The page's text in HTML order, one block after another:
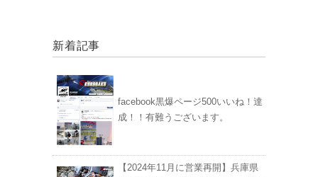
新着記事
facebook黒爆ページ500いいね！達
成！！有難うございます。
【2024年11月に営業再開】兵庫県